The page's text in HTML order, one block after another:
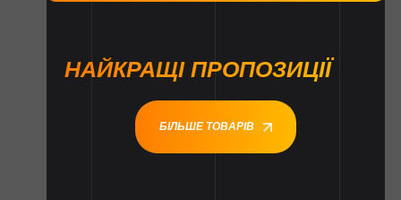
НАЙКРАЩІ ПРОПОЗИЦІЇ
БІЛЬШЕ ТОВАРІВ